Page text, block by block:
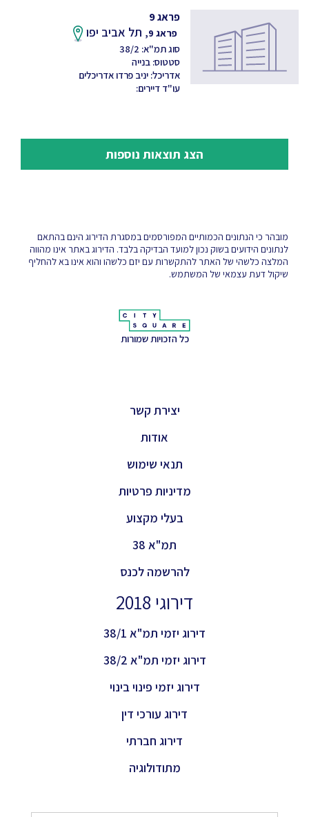
פראג 9
פראג 9, תל אביב יפו
סוג תמ"א: 38/2
סטטוס: בנייה
אדריכל: יניב פרדו אדריכלים
עו"ד דיירים:
הצג תוצאות נוספות
מובהר כי הנתונים הכמותיים המפורסמים במסגרת הדירוג הינם בהתאם
לנתונים הידועים בשוק נכון למועד הבדיקה בלבד. הדירוג באתר אינו מהווה
המלצה כלשהי של האתר להתקשרות עם יזם כלשהו והוא אינו בא להחליף
שיקול דעת עצמאי של המשתמש.
כל הזכויות שמורות
יצירת קשר
אודות
תנאי שימוש
מדיניות פרטיות
בעלי מקצוע
תמ"א 38
להרשמה לכנס
דירוגי 2018
דירוג יזמי תמ"א 38/1
דירוג יזמי תמ"א 38/2
דירוג יזמי פינוי בינוי
דירוג עורכי דין
דירוג חברתי
מתודולוגיה